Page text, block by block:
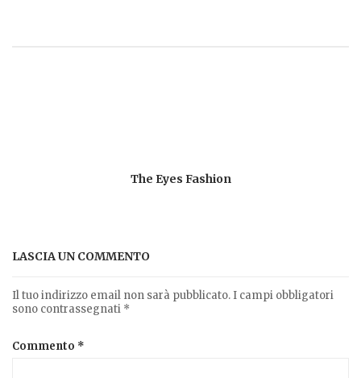
The Eyes Fashion
LASCIA UN COMMENTO
Il tuo indirizzo email non sarà pubblicato. I campi obbligatori
sono contrassegnati *
Commento *